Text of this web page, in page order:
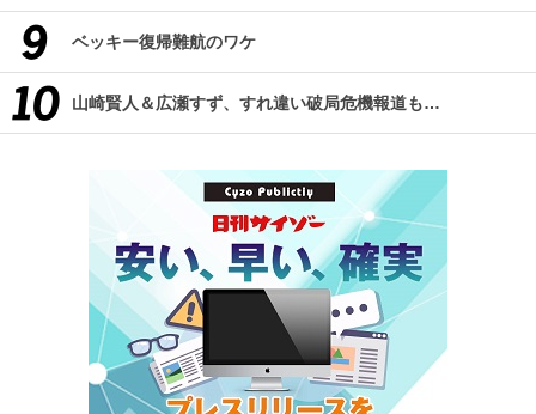
ベッキー復帰難航のワケ
山崎賢人＆広瀬すず、すれ違い破局危機報道も…